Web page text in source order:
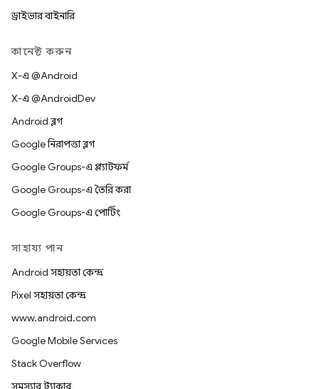
ড্রাইভার বাইনারি
কানেক্ট করুন
X-এ @Android
X-এ @AndroidDev
Android ব্লগ
Google নিরাপত্তা ব্লগ
Google Groups-এ প্ল্যাটফর্ম
Google Groups-এ তৈরি করা
Google Groups-এ পোর্টিং
সাহায্য পান
Android সহায়তা কেন্দ্র
Pixel সহায়তা কেন্দ্র
www.android.com
Google Mobile Services
Stack Overflow
সমস্যার ট্র্যাকার